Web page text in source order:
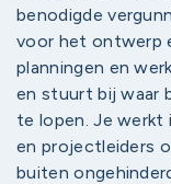
benodigde
voor het ontwerp
planningen en
en stuurt bij waar
te lopen. Je werkt
en projectleiders
buiten